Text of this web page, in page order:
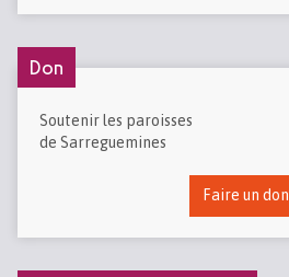
Don
Soutenir les paroisses
de Sarreguemines
Faire un don